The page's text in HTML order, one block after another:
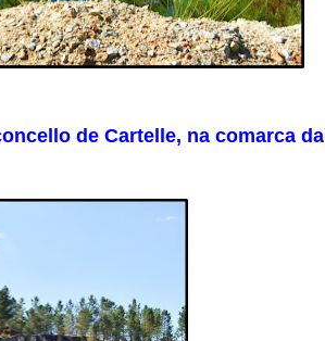
de Cartelle, na comarca da